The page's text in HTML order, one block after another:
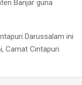
Banjar guna
Darussalam ini
Camat Cintapuri